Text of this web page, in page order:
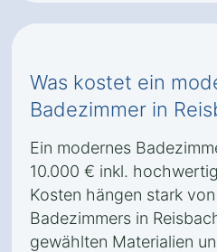
Was kostet ein
Badezimmer in
Ein modernes
10.000 € inkl.
Kosten hängen stark
Badezimmers in
gewählten Materialien